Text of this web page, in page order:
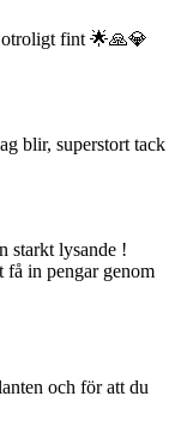
fint 🌟🙏💎
blir, superstort tack
starkt lysande !
få in pengar genom
och för att du